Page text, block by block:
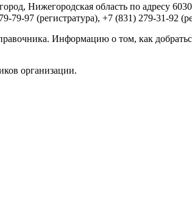
Нижегородская область по адресу
97 (регистратура), +7 (831) 279-31-92
Информацию о том, как
организации.